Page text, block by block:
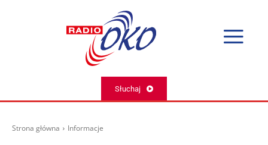
Słuchaj
Strona główna Informacje